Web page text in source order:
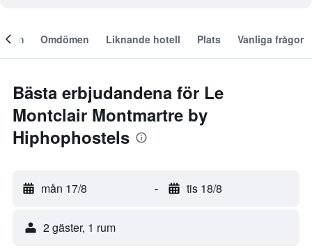
Om Omdömen Liknande hotell Plats Vanliga frågor
Bästa erbjudandena för Le
Montclair Montmartre by
Hiphophostels
mån 17/8 - tis 18/8
2 gäster, 1 rum